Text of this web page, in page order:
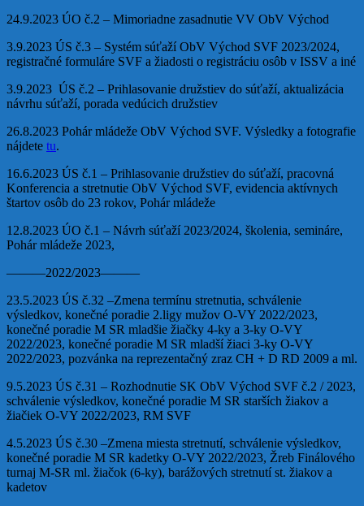
24.9.2023 ÚO č.2 – Mimoriadne zasadnutie VV ObV Východ
3.9.2023 ÚS č.3 – Systém súťaží ObV Východ SVF 2023/2024,
registračné formuláre SVF a žiadosti o registráciu osôb v ISSV a iné
3.9.2023 ÚS č.2 – Prihlasovanie družstiev do súťaží, aktualizácia
návrhu súťaží, porada vedúcich družstiev
26.8.2023 Pohár mládeže ObV Východ SVF. Výsledky a fotografie
nájdete tu.
16.6.2023 ÚS č.1 – Prihlasovanie družstiev do súťaží, pracovná
Konferencia a stretnutie ObV Východ SVF, evidencia aktívnych
štartov osôb do 23 rokov, Pohár mládeže
12.8.2023 ÚO č.1 – Návrh súťaží 2023/2024, školenia, semináre,
Pohár mládeže 2023,
———2022/2023———
23.5.2023 ÚS č.32 –Zmena termínu stretnutia, schválenie
výsledkov, konečné poradie 2.ligy mužov O-VY 2022/2023,
konečné poradie M SR mladšie žiačky 4-ky a 3-ky O-VY
2022/2023, konečné poradie M SR mladší žiaci 3-ky O-VY
2022/2023, pozvánka na reprezentačný zraz CH + D RD 2009 a ml.
9.5.2023 ÚS č.31 – Rozhodnutie SK ObV Východ SVF č.2 / 2023,
schválenie výsledkov, konečné poradie M SR starších žiakov a
žiačiek O-VY 2022/2023, RM SVF
4.5.2023 ÚS č.30 –Zmena miesta stretnutí, schválenie výsledkov,
konečné poradie M SR kadetky O-VY 2022/2023, Žreb Finálového
turnaj M-SR ml. žiačok (6-ky), barážových stretnutí st. žiakov a
kadetov